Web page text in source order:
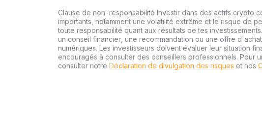
Clause de non-responsabilité Investir dans des actifs crypto
importants, notamment une volatilité extrême et le risque de
toute responsabilité quant aux résultats de tes
un conseil financier, une recommandation ou une offre
numériques. Les investisseurs doivent évaluer leur situation
encouragés à consulter des conseillers professionnels. Pour
consulter notre Déclaration de divulgation des risques et nos